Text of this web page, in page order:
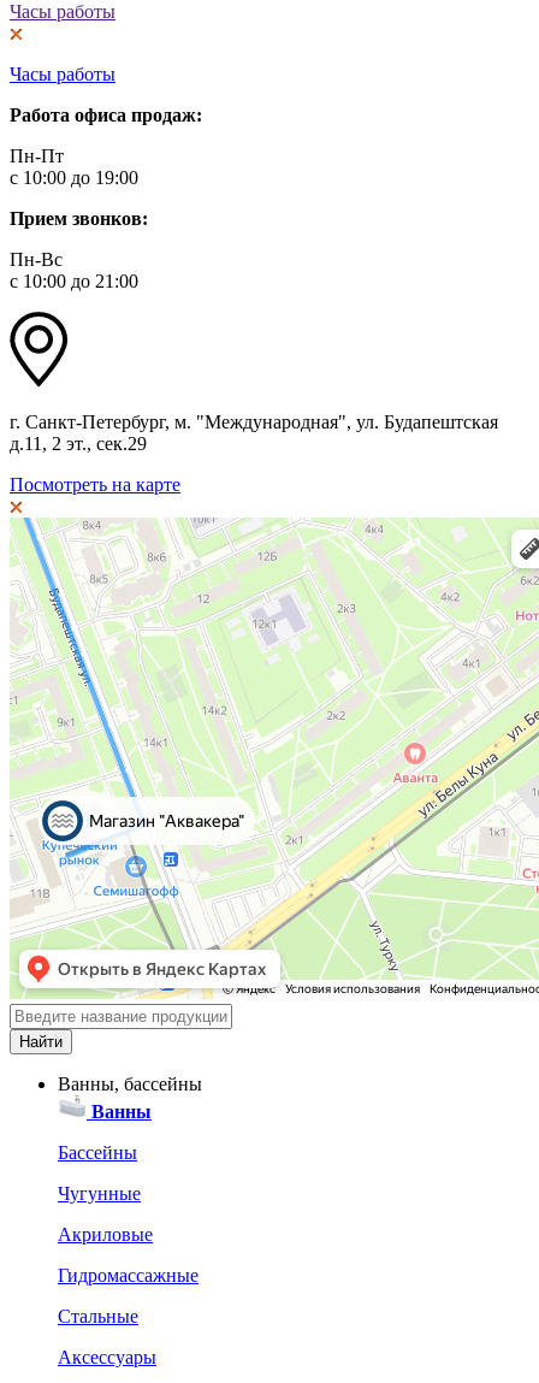
Часы работы
Часы работы
Работа офиса продаж:
Пн-Пт
с 10:00 до 19:00
Прием звонков:
Пн-Вс
с 10:00 до 21:00
г. Санкт-Петербург, м. "Международная", ул. Будапештская
д.11, 2 эт., сек.29
Посмотреть на карте
Ванны, бассейны
Ванны
Бассейны
Чугунные
Акриловые
Гидромассажные
Стальные
Аксессуары